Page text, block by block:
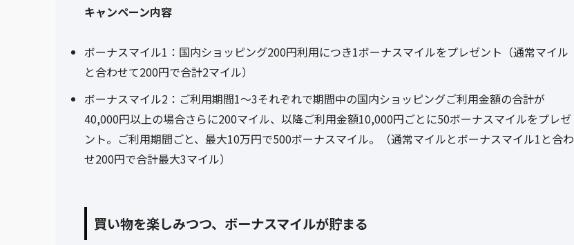
キャンペーン内容
ボーナスマイル1：国内ショッピング200円利用につき1ボーナスマイルをプレゼント（通常マイル
と合わせて200円で合計2マイル）
ボーナスマイル2：ご利用期間1～3それぞれで期間中の国内ショッピングご利用金額の合計が
40,000円以上の場合さらに200マイル、以降ご利用金額10,000円ごとに50ボーナスマイルをプレゼ
ント。ご利用期間ごと、最大10万円で500ボーナスマイル。（通常マイルとボーナスマイル1と合わ
せ200円で合計最大3マイル）
買い物を楽しみつつ、ボーナスマイルが貯まる